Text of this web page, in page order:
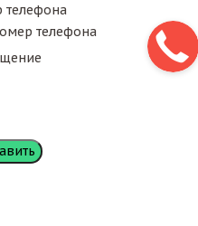
телефона
телефона